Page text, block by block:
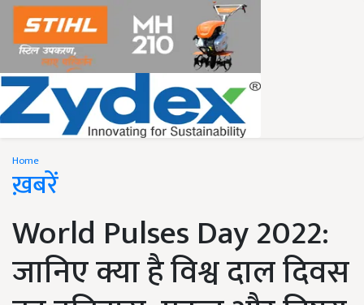
Home
ख़बरें
World Pulses Day 2022:
जानिए क्या है विश्व दाल दिवस